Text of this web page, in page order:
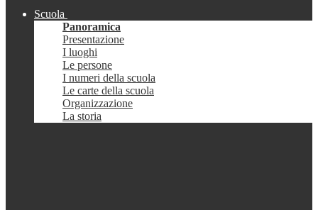
Scuola
Panoramica
Presentazione
I luoghi
Le persone
I numeri della scuola
Le carte della scuola
Organizzazione
La storia